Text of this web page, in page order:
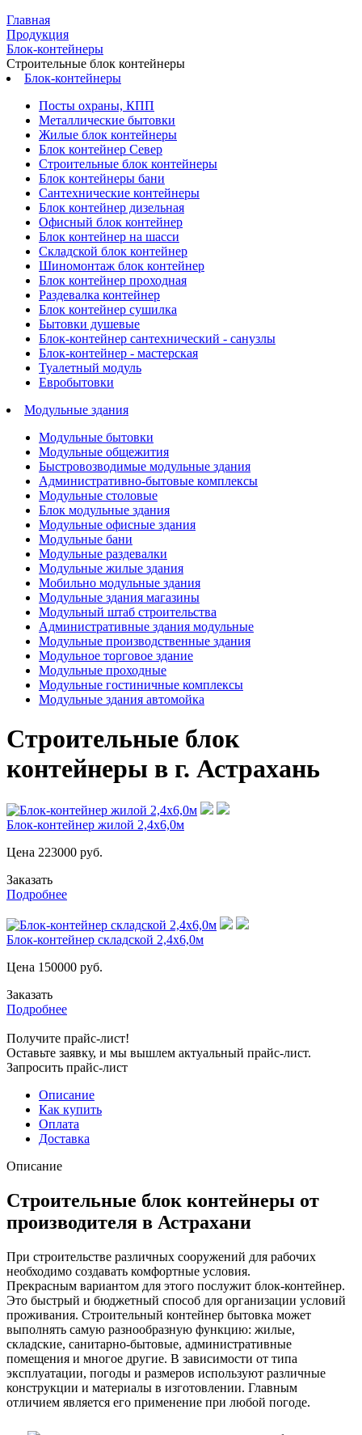
Главная
Продукция
Блок-контейнеры
Строительные блок контейнеры
Блок-контейнеры
Посты охраны, КПП
Металлические бытовки
Жилые блок контейнеры
Блок контейнер Север
Строительные блок контейнеры
Блок контейнеры бани
Сантехнические контейнеры
Блок контейнер дизельная
Офисный блок контейнер
Блок контейнер на шасси
Складской блок контейнер
Шиномонтаж блок контейнер
Блок контейнер проходная
Раздевалка контейнер
Блок контейнер сушилка
Бытовки душевые
Блок-контейнер сантехнический - санузлы
Блок-контейнер - мастерская
Туалетный модуль
Евробытовки
Модульные здания
Модульные бытовки
Модульные общежития
Быстровозводимые модульные здания
Административно-бытовые комплексы
Модульные столовые
Блок модульные здания
Модульные офисные здания
Модульные бани
Модульные раздевалки
Модульные жилые здания
Мобильно модульные здания
Модульные здания магазины
Модульный штаб строительства
Административные здания модульные
Модульные производственные здания
Модульное торговое здание
Модульные проходные
Модульные гостиничные комплексы
Модульные здания автомойка
Строительные блок
контейнеры в г. Астрахань
Блок-контейнер жилой 2,4х6,0м
Цена 223000 руб.
Заказать
Подробнее
Блок-контейнер складской 2,4х6,0м
Цена 150000 руб.
Заказать
Подробнее
Получите прайс-лист!
Оставьте заявку, и мы вышлем актуальный прайс-лист.
Запросить прайс-лист
Описание
Как купить
Оплата
Доставка
Описание
Строительные блок контейнеры от
производителя в Астрахани
При строительстве различных сооружений для рабочих
необходимо создавать комфортные условия.
Прекрасным вариантом для этого послужит блок-контейнер.
Это быстрый и бюджетный способ для организации условий
проживания. Строительный контейнер бытовка может
выполнять самую разнообразную функцию: жилые,
складские, санитарно-бытовые, административные
помещения и многое другие. В зависимости от типа
эксплуатации, погоды и размеров используют различные
конструкции и материалы в изготовлении. Главным
отличием является его применение при любой погоде.